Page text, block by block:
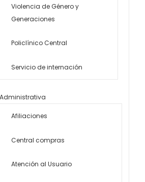
Violencia de Género y
Generaciones
Policlínico Central
Servicio de internación
Afiliaciones
Central compras
Atención al Usuario